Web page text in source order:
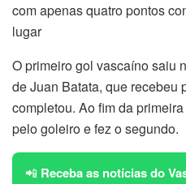
com apenas quatro pontos
lugar
O primeiro gol vascaíno saiu
de Juan Batata, que recebeu
completou. Ao fim da
pelo goleiro e fez o segundo.
📲 Receba as notícias do